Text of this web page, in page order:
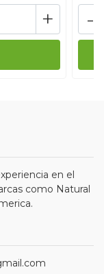
+ -
en el
como Natural